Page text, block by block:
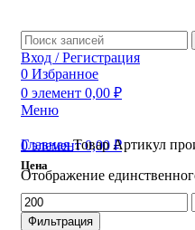
Вход / Регистрация
0 Избранное
0 элемент 0,00 ₽
Меню
0элемент 0,00₽
ГлавнаяТовар Артикул
Отображение
Цена
Минимальная
цена
Фильтрация